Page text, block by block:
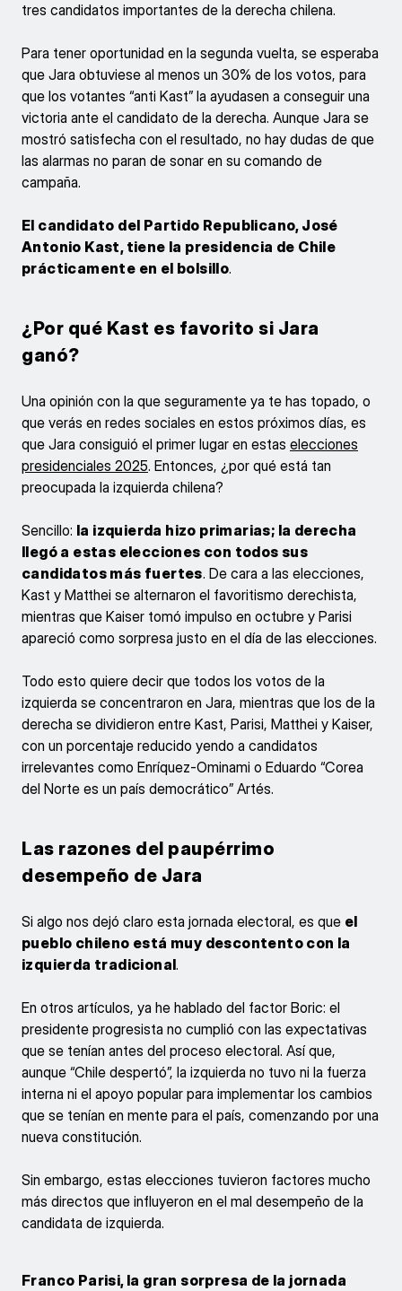
tres candidatos importantes de la derecha chilena.
Para tener oportunidad en la segunda vuelta, se esperaba
que Jara obtuviese al menos un 30% de los votos, para
que los votantes “anti Kast” la ayudasen a conseguir una
victoria ante el candidato de la derecha. Aunque Jara se
mostró satisfecha con el resultado, no hay dudas de que
las alarmas no paran de sonar en su comando de
campaña.
El candidato del Partido Republicano, José
Antonio Kast, tiene la presidencia de Chile
prácticamente en el bolsillo.
¿Por qué Kast es favorito si Jara
ganó?
Una opinión con la que seguramente ya te has topado, o
que verás en redes sociales en estos próximos días, es
que Jara consiguió el primer lugar en estas elecciones
presidenciales 2025. Entonces, ¿por qué está tan
preocupada la izquierda chilena?
Sencillo: la izquierda hizo primarias; la derecha
llegó a estas elecciones con todos sus
candidatos más fuertes. De cara a las elecciones,
Kast y Matthei se alternaron el favoritismo derechista,
mientras que Kaiser tomó impulso en octubre y Parisi
apareció como sorpresa justo en el día de las elecciones.
Todo esto quiere decir que todos los votos de la
izquierda se concentraron en Jara, mientras que los de la
derecha se dividieron entre Kast, Parisi, Matthei y Kaiser,
con un porcentaje reducido yendo a candidatos
irrelevantes como Enríquez-Ominami o Eduardo “Corea
del Norte es un país democrático” Artés.
Las razones del paupérrimo
desempeño de Jara
Si algo nos dejó claro esta jornada electoral, es que el
pueblo chileno está muy descontento con la
izquierda tradicional.
En otros artículos, ya he hablado del factor Boric: el
presidente progresista no cumplió con las expectativas
que se tenían antes del proceso electoral. Así que,
aunque “Chile despertó”, la izquierda no tuvo ni la fuerza
interna ni el apoyo popular para implementar los cambios
que se tenían en mente para el país, comenzando por una
nueva constitución.
Sin embargo, estas elecciones tuvieron factores mucho
más directos que influyeron en el mal desempeño de la
candidata de izquierda.
Franco Parisi, la gran sorpresa de la jornada